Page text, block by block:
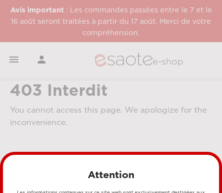
Avis important: Les commandes passées entre le 7 et le
16 août seront traitées à partir du 17 août. Merci de votre
compréhension.
  e-shop
403 Interdit
You cannot access this page. We apologize for the
inconvenience.
Attention